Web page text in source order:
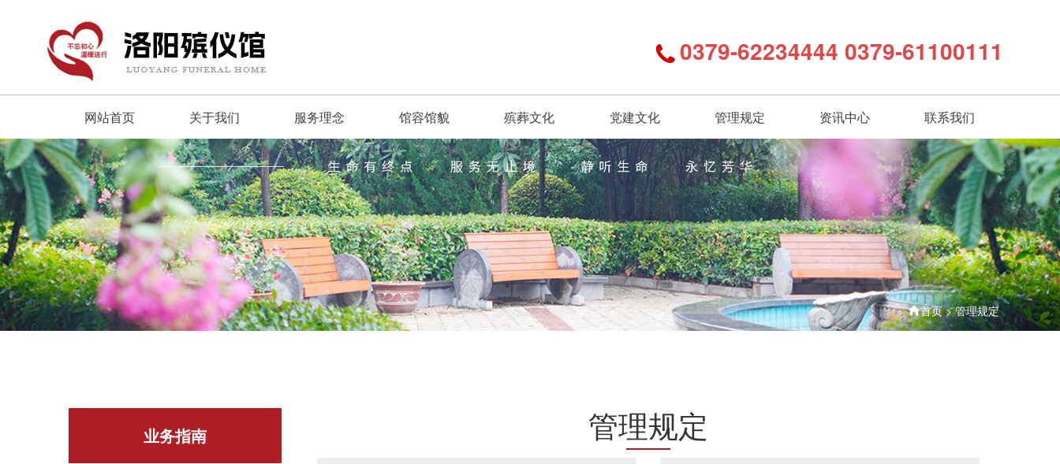
0379-62234444 0379-61100111
网站首页 关于我们 服务理念 馆容馆貌 殡葬文化 党建文化 管理规定 资讯中心 联系我们
首页>管理规定
业务指南 管理规定